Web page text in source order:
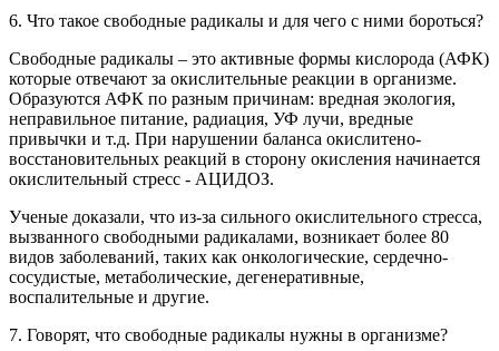
6. Что такое свободные радикалы и для чего с ними бороться?
Свободные радикалы – это активные формы кислорода (АФК)
которые отвечают за окислительные реакции в организме.
Образуются АФК по разным причинам: вредная экология,
неправильное питание, радиация, УФ лучи, вредные
привычки и т.д. При нарушении баланса окислитено-
восстановительных реакций в сторону окисления начинается
окислительный стресс - АЦИДОЗ.
Ученые доказали, что из-за сильного окислительного стресса,
вызванного свободными радикалами, возникает более 80
видов заболеваний, таких как онкологические, сердечно-
сосудистые, метаболические, дегенеративные,
воспалительные и другие.
7. Говорят, что свободные радикалы нужны в организме?